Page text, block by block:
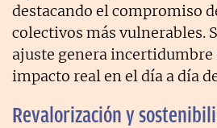
destacando el compromiso
colectivos más vulnerables.
ajuste genera incertidumbre
impacto real en el día a día
Revalorización y